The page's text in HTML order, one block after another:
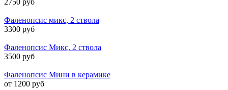
Фаленопсис микс, 2 ствола
3300 руб
Фаленопсис Микс, 2 ствола
3500 руб
Фаленопсис Мини в керамике
от 1200 руб